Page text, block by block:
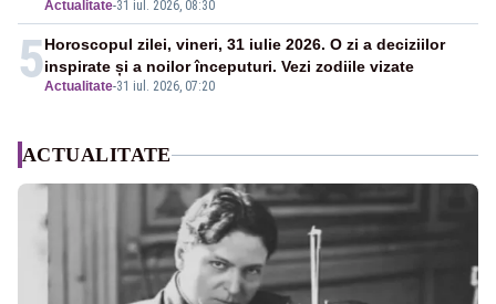
Actualitate-31 iul. 2026, 08:30
5Actualitate-31 iul. 2026, 07:20
Horoscopul zilei, vineri, 31 iulie 2026. O zi a deciziilor
inspirate și a noilor începuturi. Vezi zodiile vizate
ACTUALITATE